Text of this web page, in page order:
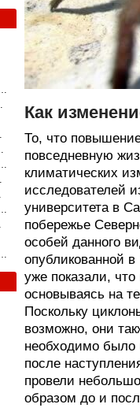
Как
То, что
повседневную
климатических
исследователей
университета в
побережье
особей данного
опубликованной
уже показали,
основываясь на
Поскольку
возможно, они
необходимо было
после
провели
образом до и